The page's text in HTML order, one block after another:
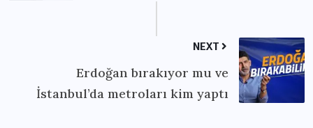
NEXT
Erdoğan bırakıyor mu ve
İstanbul’da metroları kim yaptı